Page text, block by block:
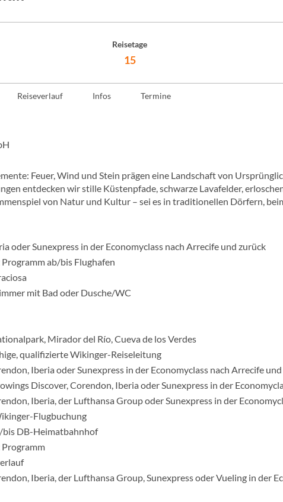
Reisetage
15
Reiseverlauf Infos Termine
Feuer, Wind und Stein prägen eine Landschaft von
entdecken wir stille Küstenpfade, schwarze Lavafelder,
von Natur und Kultur – sei es in traditionellen Dörfern,
oder Sunexpress in der Economyclass nach Arrecife und zurück
ab/bis Flughafen
mit Bad oder Dusche/WC
Mirador del Río, Cueva de los Verdes
qualifizierte Wikinger-Reiseleitung
Iberia oder Sunexpress in der Economyclass nach Arrecife
Discover, Corendon, Iberia oder Sunexpress in der
Iberia, der Lufthansa Group oder Sunexpress in der
Flugbuchung
bis DB-Heimatbahnhof
Iberia, der Lufthansa Group, Sunexpress oder Vueling in der